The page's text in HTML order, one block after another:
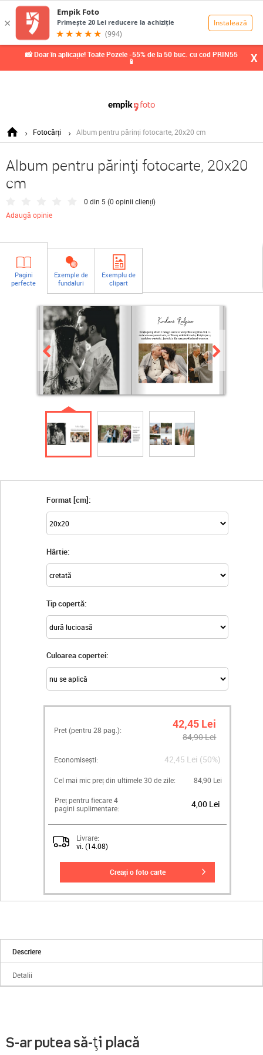
📸 Doar în aplicație! Toate Pozele -55% de la 50 buc. cu cod PRIN55
📱 X
Fotocărți Album pentru părinți fotocarte, 20x20 cm
Album pentru părinți fotocarte, 20x20
cm
0 din 5 (0 opinii clienți)
Adaugă opinie
Pagini
perfecte
Exemple de
fundaluri
Exemplu de
clipart
Format [cm]:
Hârtie:
Tip copertă:
Culoarea copertei:
Pret (pentru 28 pag.): 42,45 Lei
84,90 Lei
Economisești: 42,45 Lei (50%)
Cel mai mic preț din ultimele 30 de zile: 84,90 Lei
Preț pentru fiecare 4
pagini suplimentare:
4,00 Lei
Livrare:
vi. (14.08)
creați o foto carte
Descriere
Detalii
S-ar putea să-ți placă